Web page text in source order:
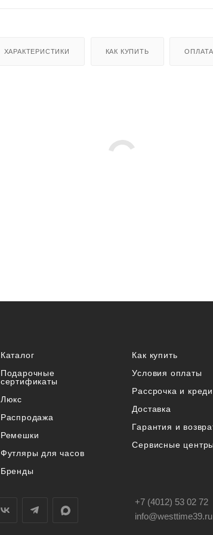
ХАРАКТЕРИСТИКИ КАК КУПИТЬ ОПЛАТА
Каталог
Подарочные
сертификаты
Люкс
Распродажа
Ремешки
Футляры для часов
Бренды
Как купить
Условия оплаты
Рассрочка и
Доставка
Гарантия и
Сервисные центры
+7 (4012) 53 02 72
info@westtime39.ru